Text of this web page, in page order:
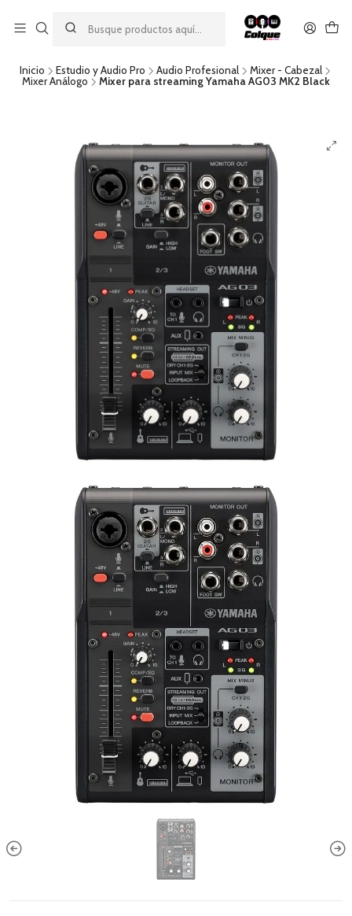
descuento por pago con transferencia bancaria
por una compra mínima de $49.990. Este descuento no es
acumulable a otras promociones ni aplicable a gastos de envío.
Inicio Estudio y Audio Pro Audio Profesional
Mixer - Cabezal
Mixer Análogo
Mixer para streaming Yamaha AG03 MK2 Black